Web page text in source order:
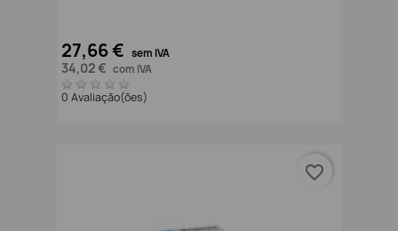
27,66 € sem IVA
34,02 € com IVA
0 Avaliação(ões)
favorite_border